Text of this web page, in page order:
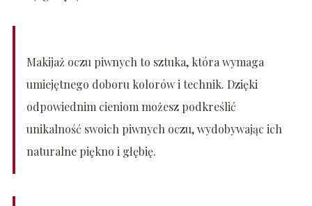
Makijaż oczu piwnych to sztuka, która wymaga
umiejętnego doboru kolorów i technik. Dzięki
odpowiednim cieniom możesz podkreślić
unikalność swoich piwnych oczu, wydobywając ich
naturalne piękno i głębię.